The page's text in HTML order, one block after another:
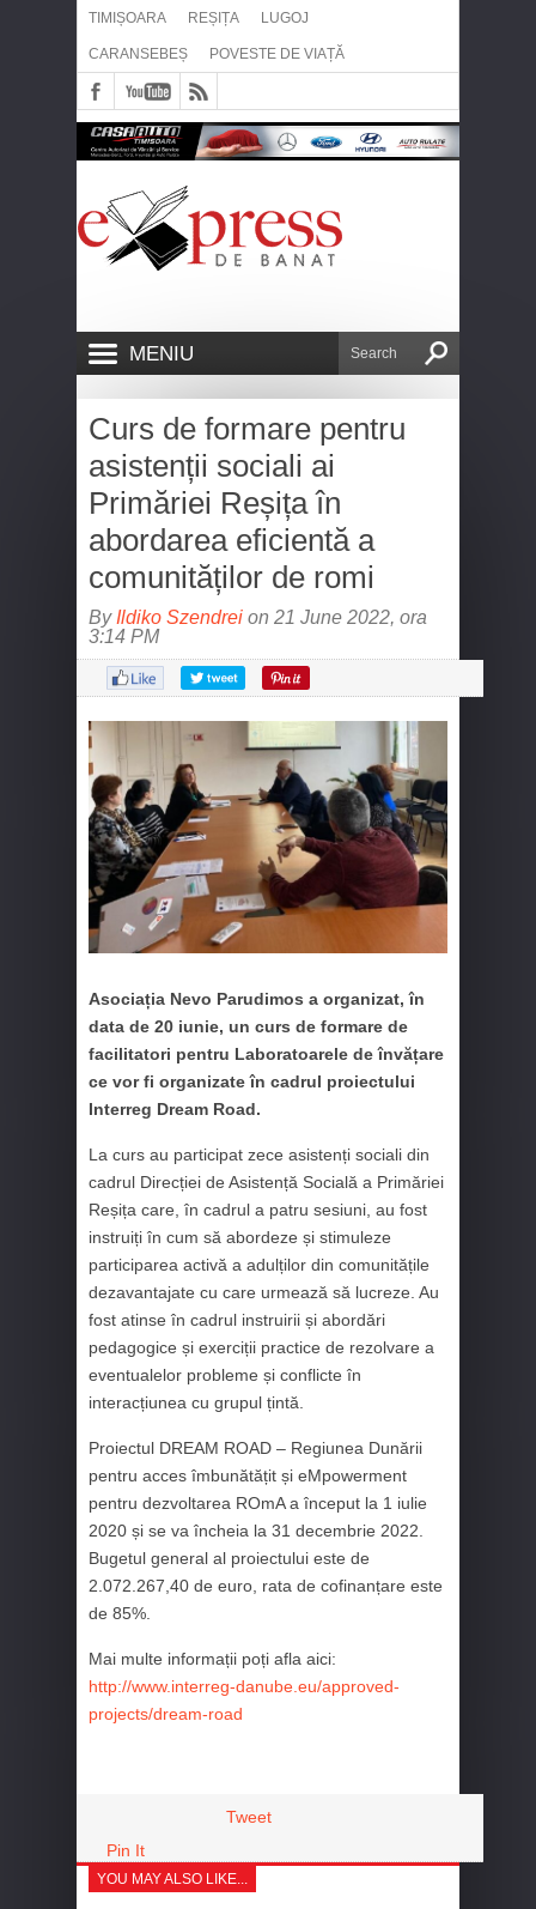
TIMIȘOARA REȘIȚA LUGOJ
CARANSEBEȘ POVESTE DE VIAȚĂ
MENIU
Curs de formare pentru
asistenții sociali ai
Primăriei Reșița în
abordarea eficientă a
comunităților de romi
By Ildiko Szendrei on 21 June 2022, ora
3:14 PM
Asociația Nevo Parudimos a organizat, în
data de 20 iunie, un curs de formare de
facilitatori pentru Laboratoarele de învățare
ce vor fi organizate în cadrul proiectului
Interreg Dream Road.
La curs au participat zece asistenți sociali din
cadrul Direcției de Asistență Socială a Primăriei
Reșița care, în cadrul a patru sesiuni, au fost
instruiți în cum să abordeze și stimuleze
participarea activă a adulților din comunitățile
dezavantajate cu care urmează să lucreze. Au
fost atinse în cadrul instruirii și abordări
pedagogice și exerciții practice de rezolvare a
eventualelor probleme și conflicte în
interacțiunea cu grupul țintă.
Proiectul DREAM ROAD – Regiunea Dunării
pentru acces îmbunătățit și eMpowerment
pentru dezvoltarea ROmA a început la 1 iulie
2020 și se va încheia la 31 decembrie 2022.
Bugetul general al proiectului este de
2.072.267,40 de euro, rata de cofinanțare este
de 85%.
Mai multe informații poți afla aici:
http://www.interreg-danube.eu/approved-
projects/dream-road
Tweet
Pin It
YOU MAY ALSO LIKE...